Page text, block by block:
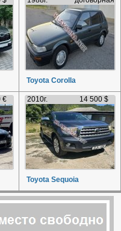
Toyota Corolla
€ 2010г. 14 500 $
Toyota Sequoia